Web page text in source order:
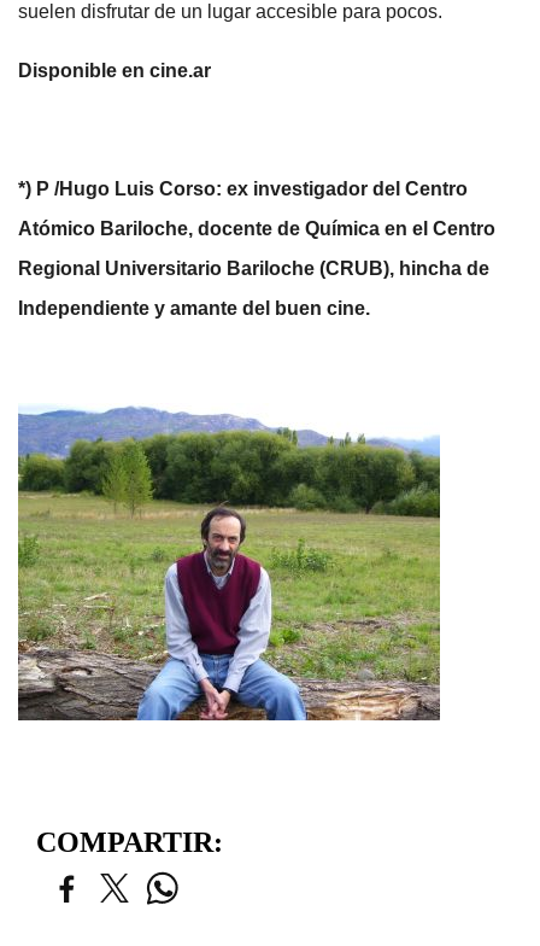
suelen disfrutar de un lugar accesible para pocos.
Disponible en cine.ar
*) P /Hugo Luis Corso: ex investigador del Centro
Atómico Bariloche, docente de Química en el Centro
Regional Universitario Bariloche (CRUB), hincha de
Independiente y amante del buen cine.
COMPARTIR: